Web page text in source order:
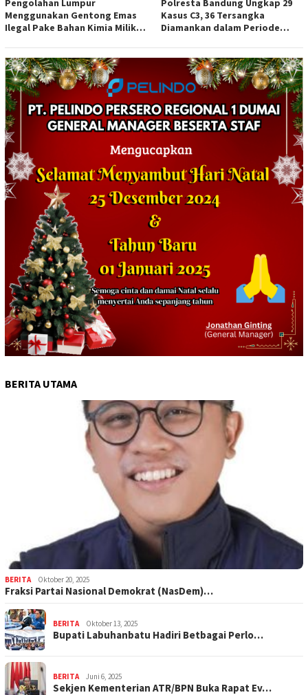
Pengolahan Lumpur
Menggunakan Gentong Emas
Ilegal Pake Bahan Kimia Milik
Aparat Penegak Hukum ( APH )
Jangan Sampai Diam Saja
Polresta Bandung Ungkap 29
Kasus C3, 36 Tersangka
Diamankan dalam Periode
BERITA UTAMA
BERITA Oktober 20, 2025
Fraksi Partai Nasional Demokrat (NasDem)…
BERITA Oktober 13, 2025
Bupati Labuhanbatu Hadiri Betbagai Perlo…
BERITA Juni 6, 2025
Sekjen Kementerian ATR/BPN Buka Rapat Ev…